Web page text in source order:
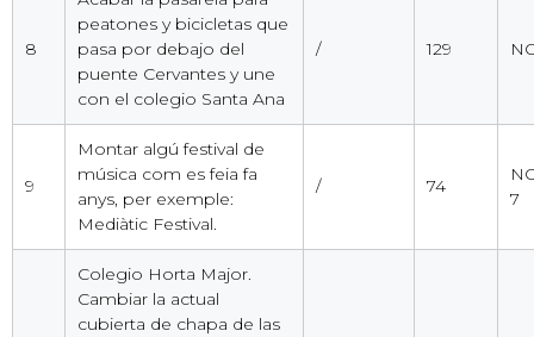
8
peatones y bicicletas que
pasa por debajo del
puente Cervantes y une
con el colegio Santa Ana
/ 129
9
Montar algú festival de
música com es feia fa
anys, per exemple:
Mediàtic Festival.
/ 74
7
Colegio Horta Major.
Cambiar la actual
cubierta de chapa de las